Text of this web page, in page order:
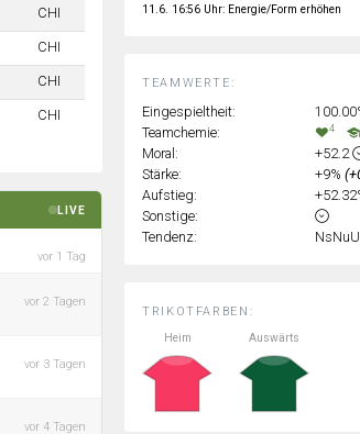
CHI
CHI
CHI
CHI
LIVE
vor 1 Tag
vor 2 Tagen
vor 3 Tagen
vor 4 Tagen
TRIKOTFARBEN:
Heim
Auswärts
TEAMWERTE:
Eingespieltheit:
Teamchemie:
4
Moral:
+52.2
Stärke:
+9%
Aufstieg:
Sonstige:
Tendenz:
11.6. 16:56 Uhr: Energie/Form erhöhen